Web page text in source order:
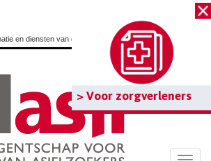
> Voor zorgverleners
en diensten van de overheid:www.belgium.be